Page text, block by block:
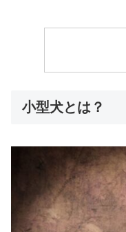
小型犬とは？